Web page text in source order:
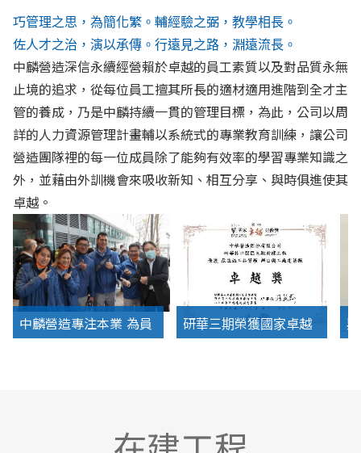
巧管理之思，為簡化繁。輔經驗之弼，教學相長。
佐人才之治，演以承傳。行遠見之路，淵遠流長。
中麟營造深信永續經營賴於卓越的員工素質以及對品質永無
止境的追求，從每位員工擅其所長的適材適用進階到全才主
管的養成，乃是中麟持續一貫的管理目標，為此，公司以周
詳的人力資源管理計畫輔以系統式的專業教育訓練，讓公司
營造團隊裡的每一位成員除了能夠有效率的學習專業知識之
外，並藉由外訓機會來吸收新知、相互分享、與時俱進使其
卓越。
中麟營造專注本業 為員
研華三期榮獲國家卓越